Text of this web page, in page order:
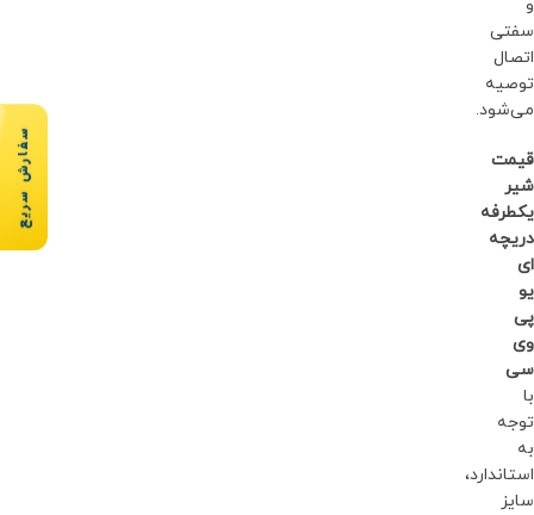
و
سفتی
اتصال
توصیه
می‌شود.
قیمت
شیر
یکطرفه
دریچه
ای
یو
پی
وی
سی
با
توجه
به
استاندارد،
سایز
سفارش سریع